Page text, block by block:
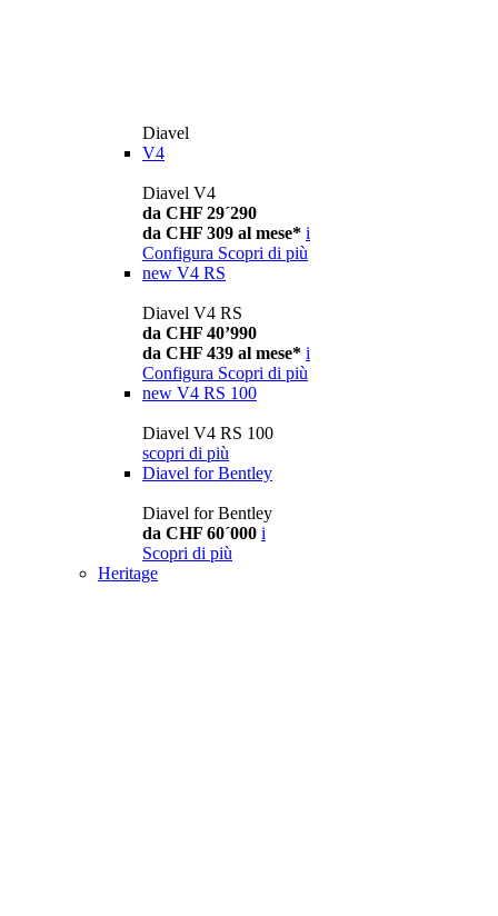
Diavel
V4
Diavel V4
da CHF 29´290
da CHF 309 al mese* i
Configura Scopri di più
new V4 RS
Diavel V4 RS
da CHF 40’990
da CHF 439 al mese* i
Configura Scopri di più
new V4 RS 100
Diavel V4 RS 100
scopri di più
Diavel for Bentley
Diavel for Bentley
da CHF 60´000 i
Scopri di più
Heritage